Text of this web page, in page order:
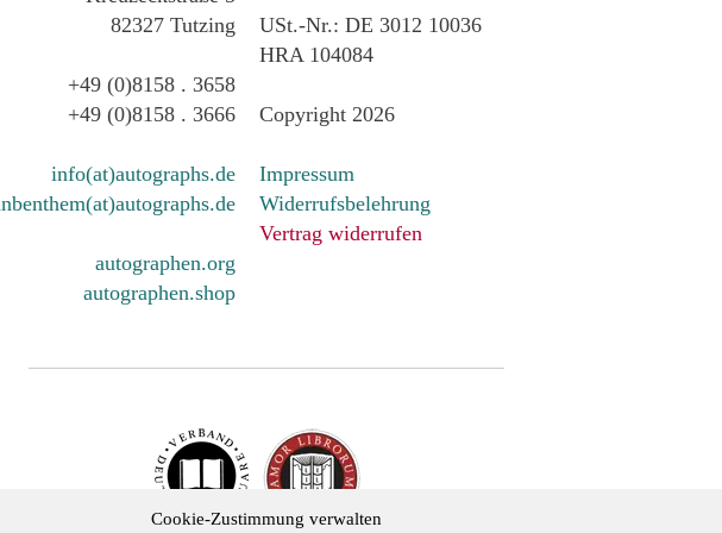
Cookie-Zustimmung verwalten
82327 Tutzing
+49 (0)8158 . 3658
+49 (0)8158 . 3666
info(at)autographs.de
autographen.org
autographen.shop
USt.-Nr.: DE 3012 10036
HRA 104084
Copyright 2026
Impressum
Widerrufsbelehrung
Vertrag widerrufen